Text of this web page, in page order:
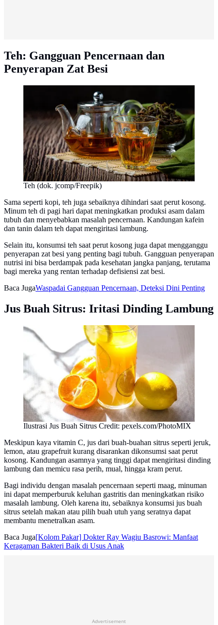
Teh: Gangguan Pencernaan dan
Penyerapan Zat Besi
Teh (dok. jcomp/Freepik)
Sama seperti kopi, teh juga sebaiknya dihindari saat perut kosong.
Minum teh di pagi hari dapat meningkatkan produksi asam dalam
tubuh dan menyebabkan masalah pencernaan. Kandungan kafein
dan tanin dalam teh dapat mengiritasi lambung.
Selain itu, konsumsi teh saat perut kosong juga dapat mengganggu
penyerapan zat besi yang penting bagi tubuh. Gangguan penyerapan
nutrisi ini bisa berdampak pada kesehatan jangka panjang, terutama
bagi mereka yang rentan terhadap defisiensi zat besi.
Baca JugaWaspadai Gangguan Pencernaan, Deteksi Dini Penting
Jus Buah Sitrus: Iritasi Dinding Lambung
Ilustrasi Jus Buah Sitrus Credit: pexels.com/PhotoMIX
Meskipun kaya vitamin C, jus dari buah-buahan sitrus seperti jeruk,
lemon, atau grapefruit kurang disarankan dikonsumsi saat perut
kosong. Kandungan asamnya yang tinggi dapat mengiritasi dinding
lambung dan memicu rasa perih, mual, hingga kram perut.
Bagi individu dengan masalah pencernaan seperti maag, minuman
ini dapat memperburuk keluhan gastritis dan meningkatkan risiko
masalah lambung. Oleh karena itu, sebaiknya konsumsi jus buah
sitrus setelah makan atau pilih buah utuh yang seratnya dapat
membantu menetralkan asam.
Baca Juga[Kolom Pakar] Dokter Ray Wagiu Basrowi: Manfaat
Keragaman Bakteri Baik di Usus Anak
Advertisement